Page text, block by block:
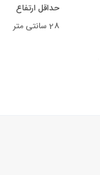
حداقل ارتفاع
28 سانتی‌ متر